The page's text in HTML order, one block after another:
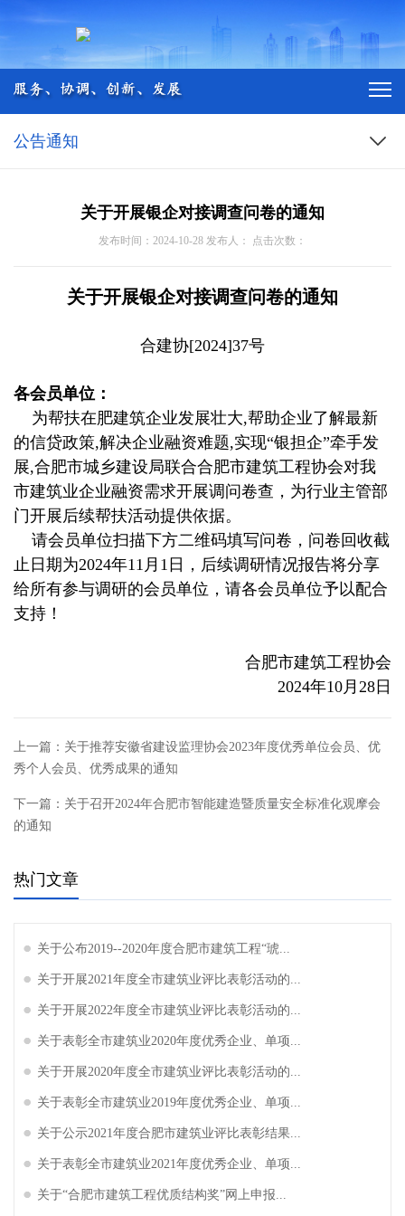
公告通知
关于开展银企对接调查问卷的通知
发布时间：2024-10-28 发布人： 点击次数：
关于开展银企对接调查问卷的通知
合建协[2024]37号
各会员单位：
为帮扶在肥建筑企业发展壮大,帮助企业了解最新
的信贷政策,解决企业融资难题,实现“银担企”牵手发
展,合肥市城乡建设局联合合肥市建筑工程协会对我
市建筑业企业融资需求开展调问卷查，为行业主管部
门开展后续帮扶活动提供依据。
请会员单位扫描下方二维码填写问卷，问卷回收截
止日期为2024年11月1日，后续调研情况报告将分享
给所有参与调研的会员单位，请各会员单位予以配合
支持！
合肥市建筑工程协会
2024年10月28日
上一篇： 关于推荐安徽省建设监理协会2023年度优秀单位会员、优
秀个人会员、优秀成果的通知
下一篇： 关于召开2024年合肥市智能建造暨质量安全标准化观摩会
的通知
热门文章
关于公布2019--2020年度合肥市建筑工程“琥...
关于开展2021年度全市建筑业评比表彰活动的...
关于开展2022年度全市建筑业评比表彰活动的...
关于表彰全市建筑业2020年度优秀企业、单项...
关于开展2020年度全市建筑业评比表彰活动的...
关于表彰全市建筑业2019年度优秀企业、单项...
关于公示2021年度合肥市建筑业评比表彰结果...
关于表彰全市建筑业2021年度优秀企业、单项...
关于“合肥市建筑工程优质结构奖”网上申报...